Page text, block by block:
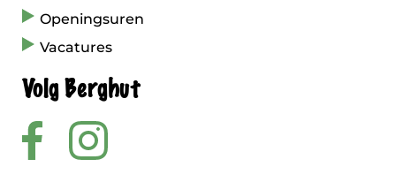
Openingsuren
Vacatures
Volg Berghut